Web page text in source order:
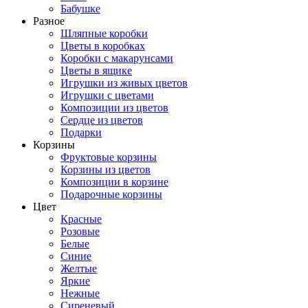
Бабушке
Разное
Шляпные коробки
Цветы в коробках
Коробки с макарунсами
Цветы в ящике
Игрушки из живых цветов
Игрушки с цветами
Композиции из цветов
Сердце из цветов
Подарки
Корзины
Фруктовые корзины
Корзины из цветов
Композиции в корзине
Подарочные корзины
Цвет
Красные
Розовые
Белые
Синие
Желтые
Яркие
Нежные
Сиреневый